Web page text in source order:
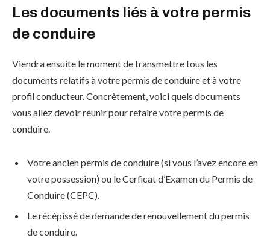
Les documents liés à votre permis
de conduire
Viendra ensuite le moment de transmettre tous les
documents relatifs à votre permis de conduire et à votre
profil conducteur. Concrètement, voici quels documents
vous allez devoir réunir pour refaire votre permis de
conduire.
Votre ancien permis de conduire (si vous l’avez encore en
votre possession) ou le Cerficat d’Examen du Permis de
Conduire (CEPC).
Le récépissé de demande de renouvellement du permis
de conduire.